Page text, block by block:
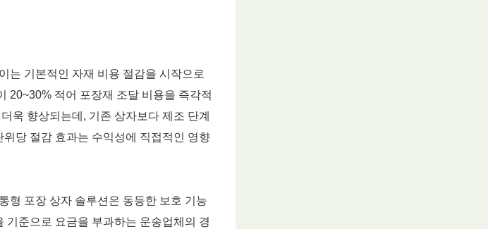
는 기본적인 자재 비용 절감을 시작으로
20~30% 적어 포장재 조달 비용을 즉각적
욱 향상되는데, 기존 상자보다 제조 단계
당 절감 효과는 수익성에 직접적인 영향
형 포장 상자 솔루션은 동등한 보호 기능
기준으로 요금을 부과하는 운송업체의 경